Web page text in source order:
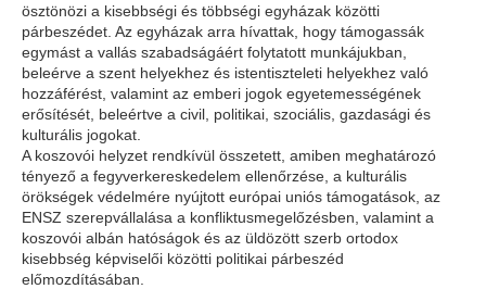
ösztönözi a kisebbségi és többségi egyházak közötti
párbeszédet. Az egyházak arra hívattak, hogy támogassák
egymást a vallás szabadságáért folytatott munkájukban,
beleérve a szent helyekhez és istentiszteleti helyekhez való
hozzáférést, valamint az emberi jogok egyetemességének
erősítését, beleértve a civil, politikai, szociális, gazdasági és
kulturális jogokat.
A koszovói helyzet rendkívül összetett, amiben meghatározó
tényező a fegyverkereskedelem ellenőrzése, a kulturális
örökségek védelmére nyújtott európai uniós támogatások, az
ENSZ szerepvállalása a konfliktusmegelőzésben, valamint a
koszovói albán hatóságok és az üldözött szerb ortodox
kisebbség képviselői közötti politikai párbeszéd
előmozdításában.